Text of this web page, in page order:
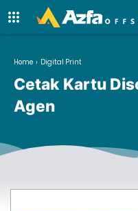
Home › Digital Print
Cetak Kartu
Agen